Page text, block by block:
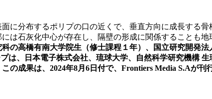
に分布するポリプの口の近くで、垂直方向に成長する
は石灰化中心が存在し、隔壁の形成に関係することも地
の高橋有南大学院生（修士課程１年）、国立研究開発
は、日本電子株式会社、琉球大学、自然科学研究機構
成果は、2024年8月6日付で、Frontiers Media S.Aが刊